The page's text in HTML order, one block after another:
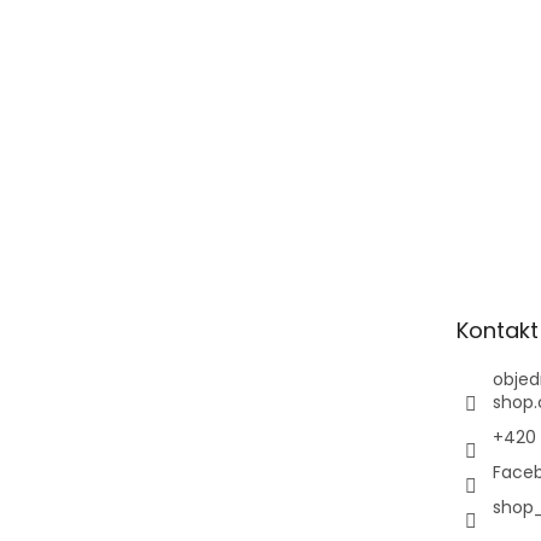
Kontakt
+420